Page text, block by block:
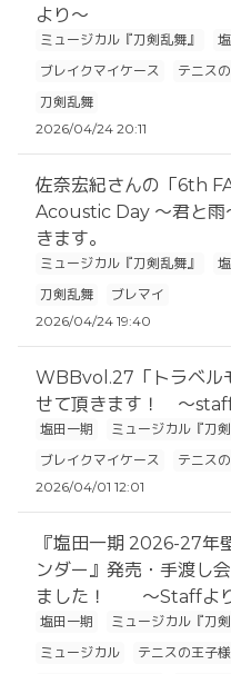
より〜
ミュージカル『刀剣乱舞』
ブレイクマイケース
テニス
刀剣乱舞
2026/04/24 20:11
佐奈宏紀さんの「6th
Acoustic Day 〜君と雨
きます。
ミュージカル『刀剣乱舞』
刀剣乱舞
ブレマイ
2026/04/24 19:40
WBBvol.27「トラベル
せて頂きます！ ～
塩田一期
ミュージカル『刀剣
ブレイクマイケース
テニス
2026/04/01 12:01
『塩田一期 2026-27年
ンダー』発売・手渡し
ました！ ～Staffよ
塩田一期
ミュージカル『刀剣
ミュージカル
テニスの王子様